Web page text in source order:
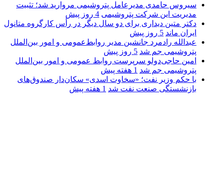
سیروس حامدی مدیرعامل پتروشیمی مروارید شد؛ تثبیت
مدیریت این شرکت پتروشیمی 4 روز پیش
دکتر متین دیداری برای دو سال دیگر در رأس کارگروه متانول
ایران ماند 5 روز پیش
عبدالله رادمرد جانشین مدیر روابط‌عمومی و امور بین‌الملل
پتروشیمی جم شد 5 روز پیش
امین حاجی‌دولو سرپرست روابط عمومی و امور بین‌الملل
پتروشیمی جم شد 1 هفته پیش
با حکم وزیر نفت؛ «سخاوت اسدی» سکان‌دار صندوق‌های
بازنشستگی صنعت نفت شد 1 هفته پیش